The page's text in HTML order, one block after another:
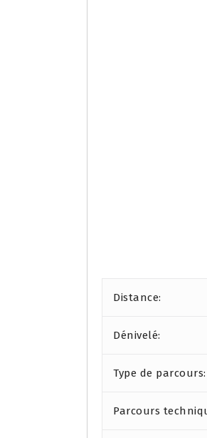
Distance:
Dénivelé:
Type de parcours:
Parcours